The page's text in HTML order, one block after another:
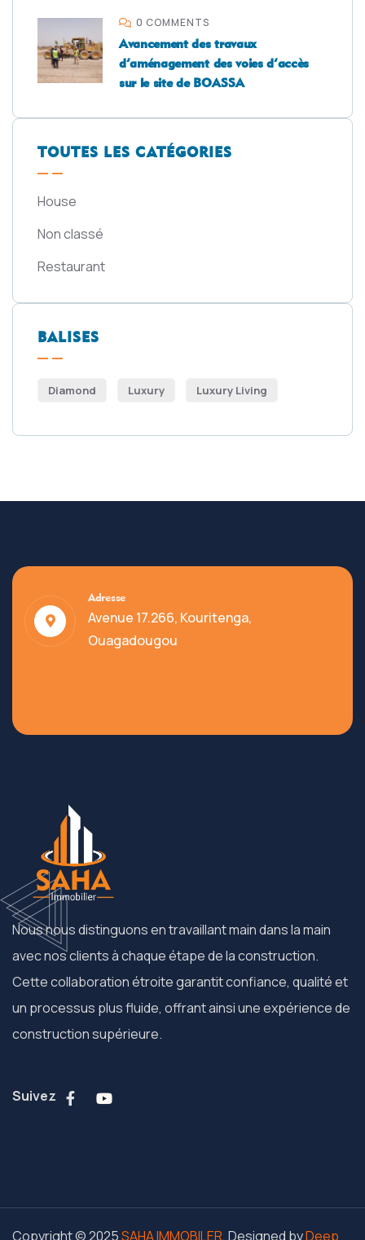
0 COMMENTS
Avancement des travaux
d’aménagement des voies d’accès
sur le site de BOASSA
TOUTES LES CATÉGORIES
House
Non classé
Restaurant
BALISES
Diamond Luxury Luxury Living
Adresse
Avenue 17.266, Kouritenga,
Ouagadougou
Nous nous distinguons en travaillant main dans la main
avec nos clients à chaque étape de la construction.
Cette collaboration étroite garantit confiance, qualité et
un processus plus fluide, offrant ainsi une expérience de
construction supérieure.
Suivez
Copyright © 2025SAHA IMMOBILER, Designed byDeep